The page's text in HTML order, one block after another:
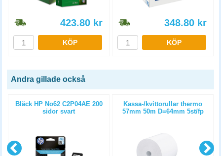
423.80 kr
KÖP
348.80 kr
KÖP
Andra gillade också
Bläck HP No62 C2P04AE 200
sidor svart
Kassa-/kvittorullar thermo
57mm 50m D=64mm 5st/fp